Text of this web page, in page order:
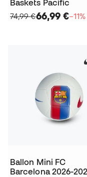
Baskets Pacific
74,99 €66,99 €−11%
Ballon Mini FC
Barcelona 2026-